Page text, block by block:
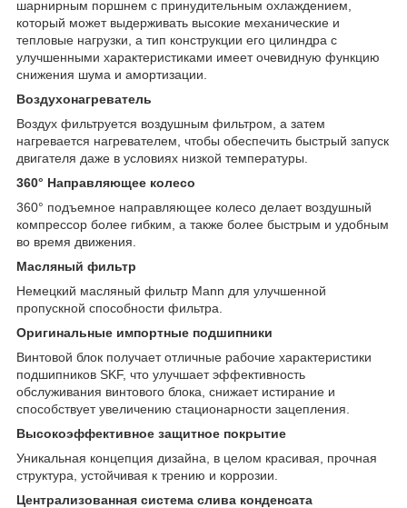
шарнирным поршнем с принудительным охлаждением,
который может выдерживать высокие механические и
тепловые нагрузки, а тип конструкции его цилиндра с
улучшенными характеристиками имеет очевидную функцию
снижения шума и амортизации.
Воздухонагреватель
Воздух фильтруется воздушным фильтром, а затем
нагревается нагревателем, чтобы обеспечить быстрый запуск
двигателя даже в условиях низкой температуры.
360° Направляющее колесо
360° подъемное направляющее колесо делает воздушный
компрессор более гибким, а также более быстрым и удобным
во время движения.
Масляный фильтр
Немецкий масляный фильтр Mann для улучшенной
пропускной способности фильтра.
Оригинальные импортные подшипники
Винтовой блок получает отличные рабочие характеристики
подшипников SKF, что улучшает эффективность
обслуживания винтового блока, снижает истирание и
способствует увеличению стационарности зацепления.
Высокоэффективное защитное покрытие
Уникальная концепция дизайна, в целом красивая, прочная
структура, устойчивая к трению и коррозии.
Централизованная система слива конденсата